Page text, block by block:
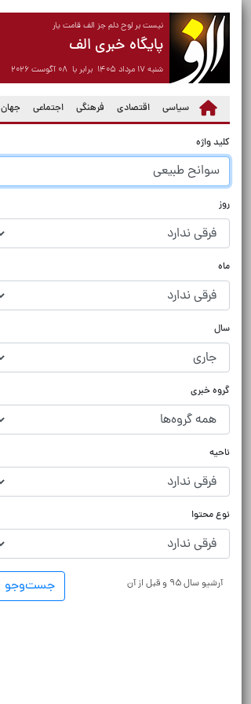
نیست بر لوح دلم جز الف قامت یار
پایگاه خبری الف
شنبه ۱۷ مرداد ۱۴۰۵ برابر با ۰۸ آگوست ۲۰۲۶
سیاسی اقتصادی فرهنگی اجتماعی جهان
کلید واژه
روز
ماه
سال
گروه خبری
ناحیه
نوع محتوا
جست‌و‌جو آرشیو سال ۹۵ و قبل از آن